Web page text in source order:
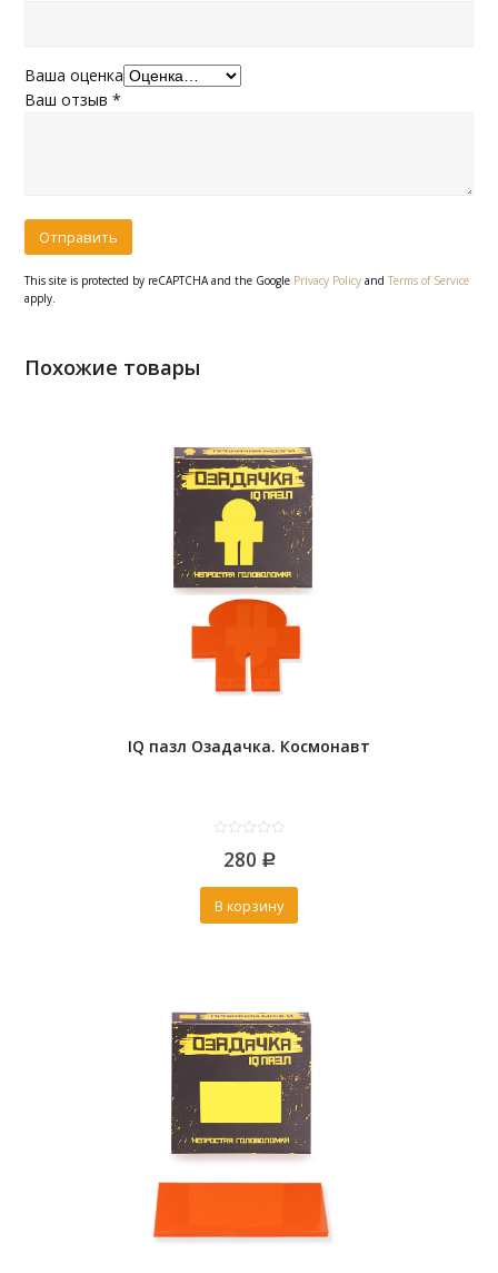
Ваша оценка
Ваш отзыв*
This site is protected by reCAPTCHA and the Google Privacy Policy andTerms of Service
apply.
Похожие товары
IQ пазл Озадачка. Космонавт
out
5
280 Р
В корзину